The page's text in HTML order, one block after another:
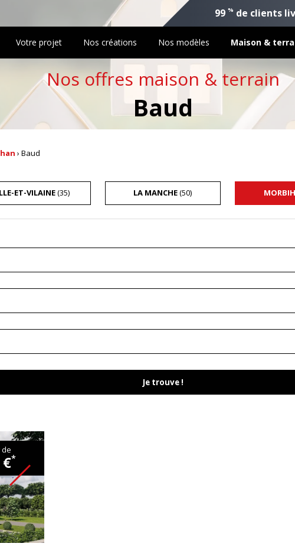
Votre projet Nos créations Nos modèles Maison &
99 % de clients
Nos offres maison & terrain
Baud
›Baud
ET-VILAINE(35) LA MANCHE(50)
Je trouve !
de
*